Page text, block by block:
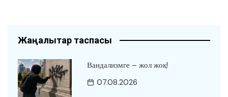
Жаңалықтар таспасы
Вандализмге – жол жоқ!
07.08.2026